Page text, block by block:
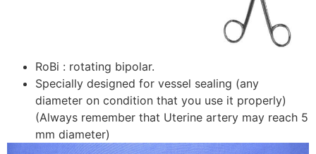
RoBi : rotating bipolar.
Specially designed for vessel sealing (any
diameter on condition that you use it properly)
(Always remember that Uterine artery may reach 5
mm diameter)